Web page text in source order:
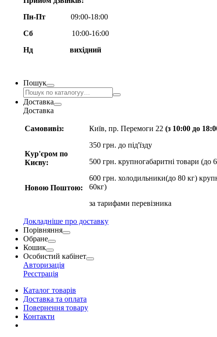
Пн-Пт
09:00-18:00
Сб
10:00-16:00
Нд вихідний
Пошук
Доставка
Доставка
Самовивіз:
Кур'єром по
Києву:
Новою Поштою:
Київ, пр. Перемоги 22 (з 10:00 до
350 грн. до під'їзду
500 грн. крупногабаритні товари (до
600 грн. холодильники(до 80 кг)
60кг)
за тарифами перевізника
Докладніше про доставку
Порівняння
Обране
Кошик
Особистий кабінет
Авторизація
Реєстрація
Каталог товарів
Доставка та оплата
Повернення товару
Контакти